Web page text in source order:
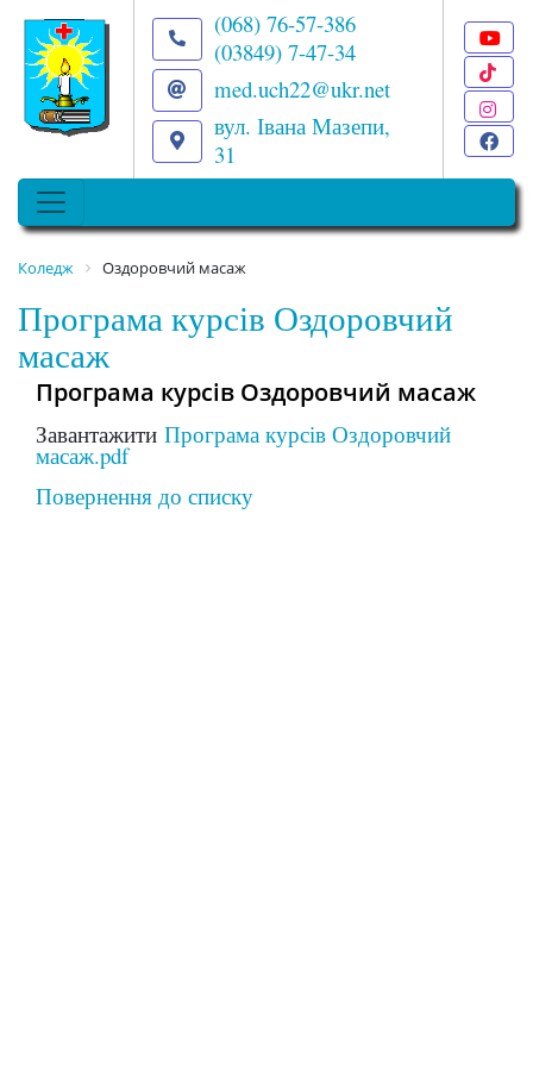
(068) 76-57-386
(03849) 7-47-34
med.uch22@ukr.net
вул. Івана Мазепи,
31
Коледж Оздоровчий масаж
Програма курсів Оздоровчий
масаж
Програма курсів Оздоровчий масаж
Завантажити Програма курсів Оздоровчий
масаж.pdf
Повернення до списку